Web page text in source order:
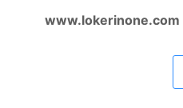
www.lokerinone.com